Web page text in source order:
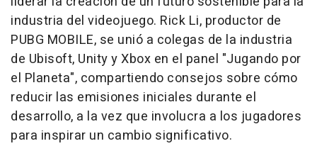
industria del videojuego. Rick Li, productor de
PUBG MOBILE, se unió a colegas de la industria
de Ubisoft, Unity y Xbox en el panel "Jugando por
el Planeta", compartiendo consejos sobre cómo
reducir las emisiones iniciales durante el
desarrollo, a la vez que involucra a los jugadores
para inspirar un cambio significativo.